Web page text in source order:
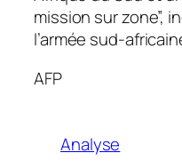
mission sur zone”,
l’armée sud-
AFP
Analyse